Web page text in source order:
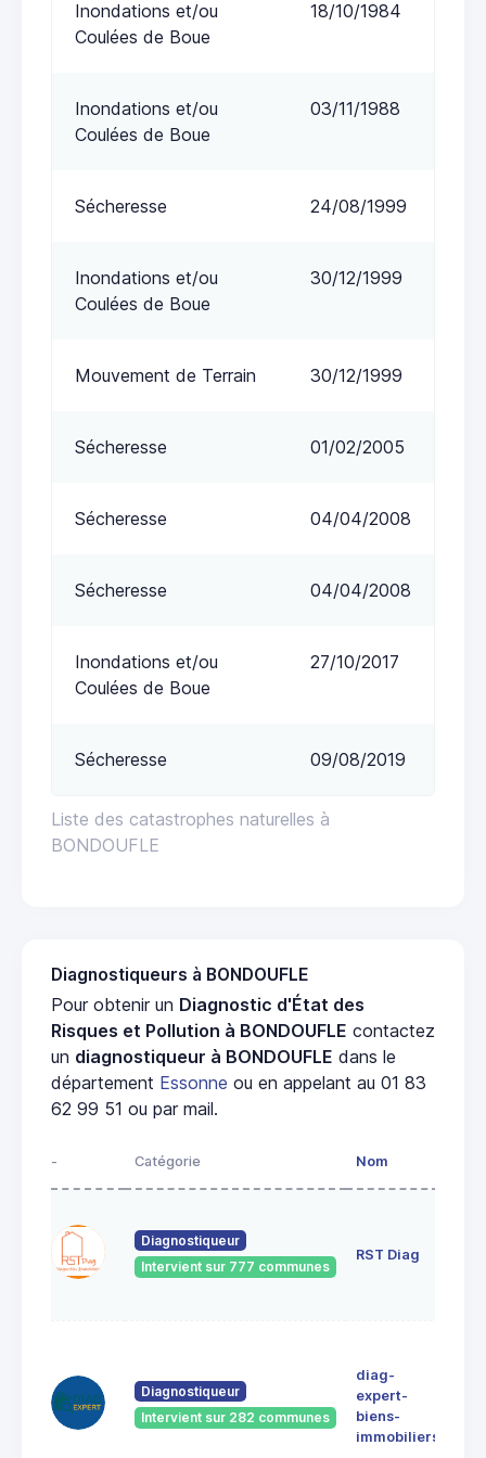
Liste des catastrophes naturelles à
BONDOUFLE
Inondations et/ou
Coulées de Boue
18/10/1984
Inondations et/ou
Coulées de Boue
03/11/1988
Sécheresse 24/08/1999
Inondations et/ou
Coulées de Boue
30/12/1999
Mouvement de Terrain 30/12/1999
Sécheresse 01/02/2005
Sécheresse 04/04/2008
Sécheresse 04/04/2008
Inondations et/ou
Coulées de Boue
27/10/2017
Sécheresse 09/08/2019
Diagnostiqueurs à BONDOUFLE
Pour obtenir un Diagnostic d'État des
Risques et Pollution à BONDOUFLE contactez
un diagnostiqueur à BONDOUFLE dans le
département Essonne ou en appelant au 01 83
62 99 51 ou par mail.
- Catégorie Nom
Diagnostiqueur
Intervient sur 777 communes
RST Diag
Diagnostiqueur
Intervient sur 282 communes
diag-
expert-
biens-
immobiliers